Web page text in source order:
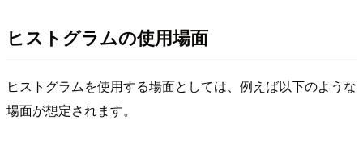
ヒストグラムの使用場面
ヒストグラムを使用する場面としては、例えば以下のような
場面が想定されます。